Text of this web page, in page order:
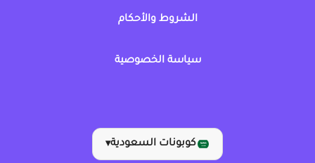
الشروط والأحكام
سياسة الخصوصية
كوبونات السعودية▾